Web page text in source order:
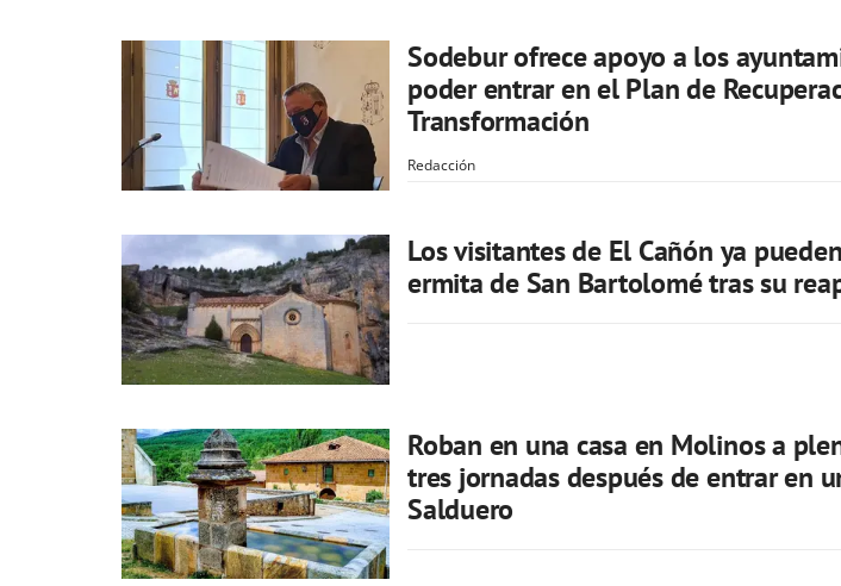
Sodebur ofrece apoyo a los
poder entrar en el Plan de
Transformación
Redacción
Los visitantes de El Cañón ya
ermita de San Bartolomé tras su
Roban en una casa en Molinos a
tres jornadas después de entrar en
Salduero